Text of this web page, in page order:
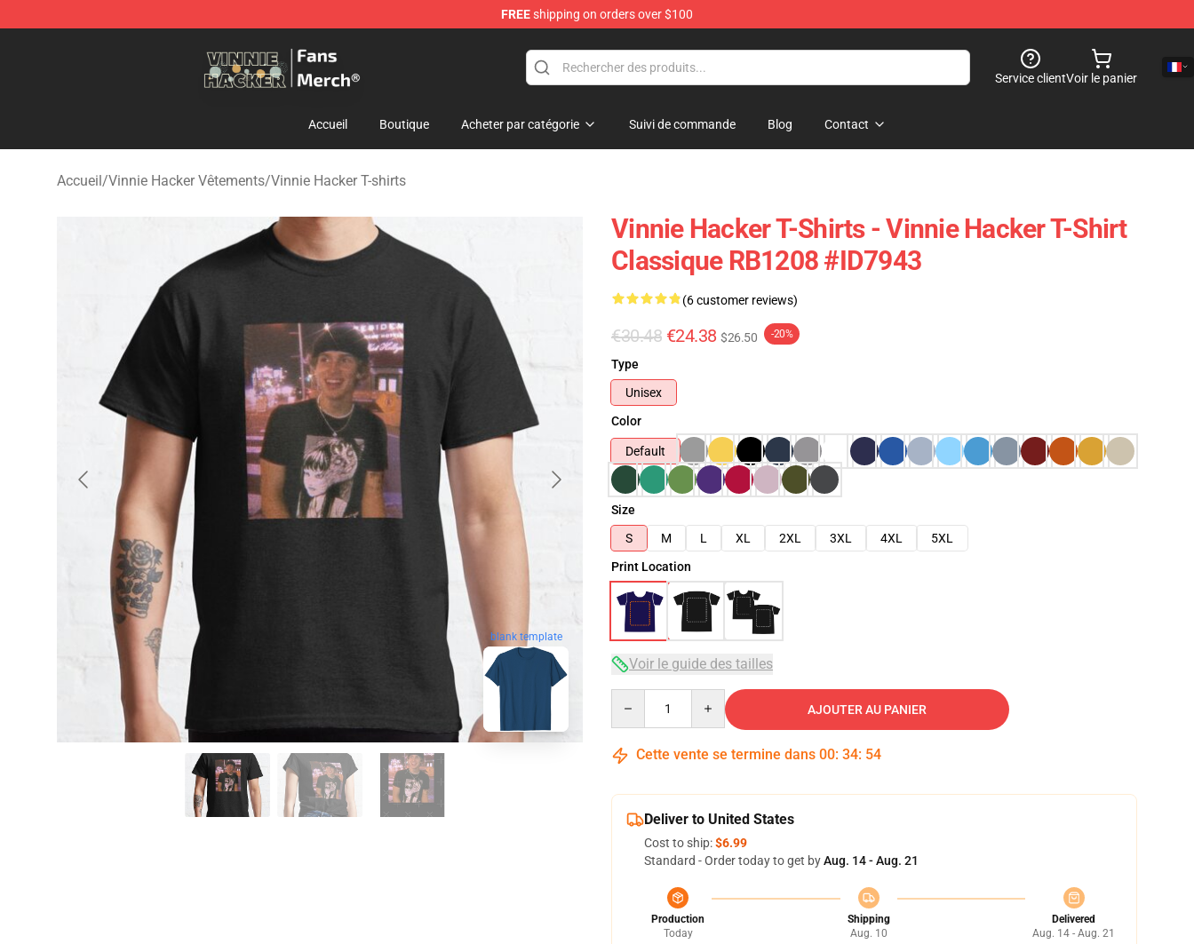
FREEshipping on orders over $100
Service clientVoir le panier
Accueil Boutique Acheter par catégorie Suivi de commande Blog Contact
Accueil/Vinnie Hacker Vêtements/Vinnie Hacker T-shirts
blank template
Vinnie Hacker T-Shirts - Vinnie Hacker T-Shirt
Classique RB1208 #ID7943
(6 customer reviews)
€30.48 €24.38 $26.50 -20%
Type
Unisex
Color
Default
Size
S
M L XL 2XL 3XL 4XL
5XL
Print Location
Voir le guide des tailles
AJOUTER AU PANIER
Cette vente se termine dans 00: 34: 53
Deliver to United States
Cost to ship:$6.99
Standard - Order today to get byAug. 14 - Aug. 21
Production
Today
Shipping
Aug. 10
Delivered
Aug. 14 - Aug. 21